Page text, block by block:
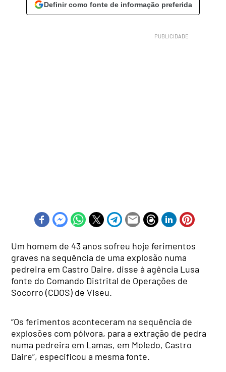
Definir como fonte de informação preferida
Um homem de 43 anos sofreu hoje ferimentos
graves na sequência de uma explosão numa
pedreira em Castro Daire, disse à agência Lusa
fonte do Comando Distrital de Operações de
Socorro (CDOS) de Viseu.
“Os ferimentos aconteceram na sequência de
explosões com pólvora, para a extração de pedra
numa pedreira em Lamas, em Moledo, Castro
Daire”, especificou a mesma fonte.